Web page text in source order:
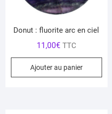
Donut : fluorite arc en ciel
11,00€ TTC
Ajouter au panier